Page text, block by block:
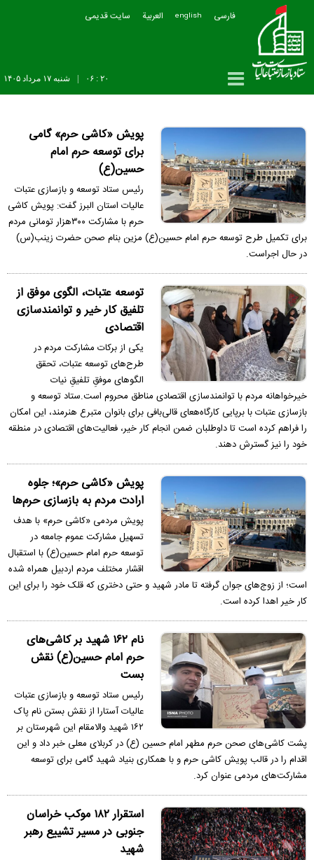
فارسی english العربیة سایت قدیمی
شنبه ۱۷ مرداد ۱۴۰۵ ۲۰ : ۰۶
پویش «کاشی حرم» گامی
برای توسعه حرم امام
حسین(ع)
رئیس ستاد توسعه و بازسازی عتبات
عالیات استان البرز گفت: پویش کاشی
حرم با مشارکت ۳۰۰هزار تومانی مردم
برای تکمیل طرح توسعه حرم امام حسین(ع) مزین بنام صحن حضرت زینب(س)
در حال اجراست.
توسعه عتبات، الگوی موفق از
تلفیق کار خیر و توانمندسازی
اقتصادی
یکی از برکات مشارکت‌ مردم در
طرح‌های توسعه عتبات، تحقق
الگوهای موفقِ تلفیقِ نیات
خیرخواهانه مردم با توانمندسازی اقتصادی مناطق محروم است.ستاد توسعه و
بازسازی عتبات با برپایی کارگاه‌هعای قالی‌بافی برای بانوان متبرع هنرمند، این امکان
را فراهم کرده است تا داوطلبان ضمن انجام کار خیر، فعالیت‌های اقتصادی در منطقه
خود را نیز گسترش دهند.
پویش «کاشی حرم»؛ جلوه
ارادت مردم به بازسازی حرم‌ها
پویش مردمی «کاشی حرم» با هدف
تسهیل مشارکت عموم جامعه در
توسعه حرم امام حسین(ع) با استقبال
اقشار مختلف مردم اردبیل همراه شده
است؛ از زوج‌های جوان گرفته تا مادر شهید و حتی دختری که قلک خود را برای این
کار خیر اهدا کرده است.
نام ۱۶۲ شهید بر کاشی‌های
حرم امام حسین(ع) نقش
بست
رئیس ستاد توسعه و بازسازی عتبات
عالیات آستارا از نقش بستن نام پاک
۱۶۲ شهید والامقام این شهرستان بر
پشت کاشی‌های صحن حرم مطهر امام حسین (ع) در کربلای معلی خبر داد و این
اقدام را در قالب پویش کاشی حرم و با همکاری بنیاد شهید گامی برای توسعه
مشارکت‌های مردمی عنوان کرد.
استقرار ۱۸۲ موکب خراسان
جنوبی در مسیر تشییع‌ رهبر
شهید